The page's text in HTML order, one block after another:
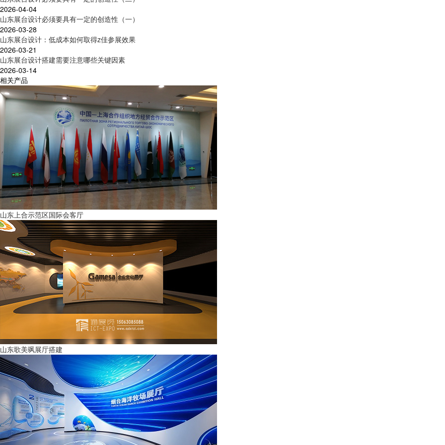
2026-04-04
山东展台设计必须要具有一定的创造性（一）
2026-03-28
山东展台设计：低成本如何取得z佳参展效果
2026-03-21
山东展台设计搭建需要注意哪些关键因素
2026-03-14
相关产品
山东上合示范区国际会客厅
山东歌美飒展厅搭建